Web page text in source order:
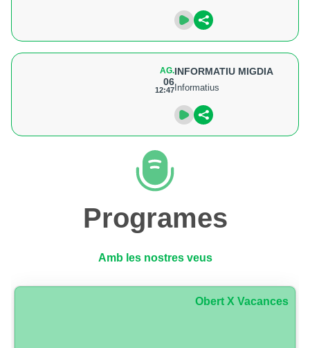
AG.
06
12:47
INFORMATIU MIGDIA
Informatius
Programes
Amb les nostres veus
Obert X Vacances